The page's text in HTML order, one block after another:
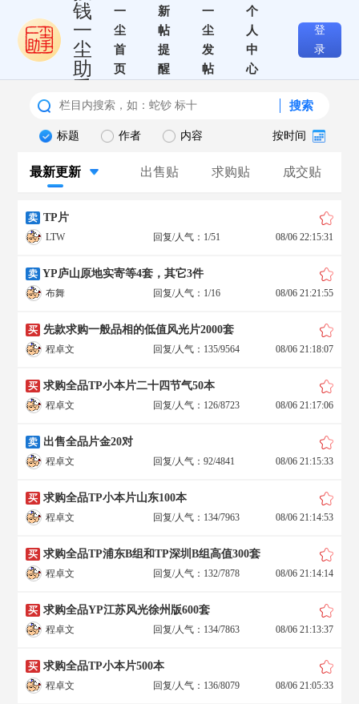
钱
一
尘
助
一
尘
首
页
新
帖
提
醒
一
尘
发
帖
个
人
中
心
登
录
搜索
标题 作者 内容 按时间
最新更新 出售贴 求购贴 成交贴
卖 TP片
LTW 回复/人气：1/51 08/06 22:15:31
卖 YP庐山原地实寄等4套，其它3件
布舞 回复/人气：1/16 08/06 21:21:55
买 先款求购一般品相的低值风光片2000套
程卓文 回复/人气：135/9564 08/06 21:18:07
买 求购全品TP小本片二十四节气50本
程卓文 回复/人气：126/8723 08/06 21:17:06
卖 出售全品片金20对
程卓文 回复/人气：92/4841 08/06 21:15:33
买 求购全品TP小本片山东100本
程卓文 回复/人气：134/7963 08/06 21:14:53
买 求购全品TP浦东B组和TP深圳B组高值300套
程卓文 回复/人气：132/7878 08/06 21:14:14
买 求购全品YP江苏风光徐州版600套
程卓文 回复/人气：134/7863 08/06 21:13:37
买 求购全品TP小本片500本
程卓文 回复/人气：136/8079 08/06 21:05:33